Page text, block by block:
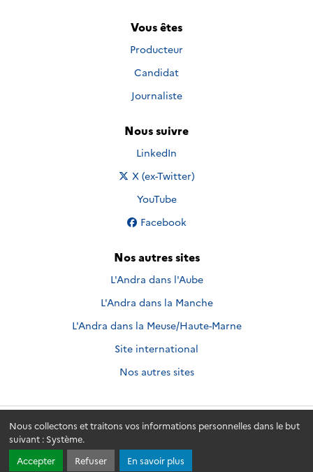
Nous collectons et traitons vos informations personnelles dans le but
suivant : Système.
Accepter
Refuser En savoir plus
Vous êtes
Producteur
Candidat
Journaliste
Nous suivre
Nous suivre sur
LinkedIn
Nous suivre sur
X (ex-Twitter)
Nous suivre sur
YouTube
Nous suivre sur
Facebook
Nos autres sites
L'Andra dans l'Aube
L'Andra dans la Manche
L'Andra dans la Meuse/Haute-Marne
Site international
Nos autres sites
Andra.fr © 2026 - Andra. Tous droits réservés.